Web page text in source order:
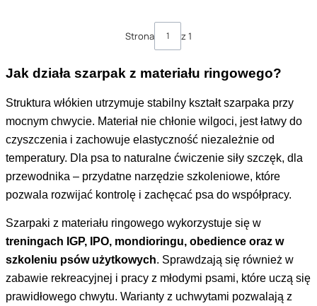
Strona z 1
Jak działa szarpak z materiału ringowego?
Struktura włókien utrzymuje stabilny kształt szarpaka przy
mocnym chwycie. Materiał nie chłonie wilgoci, jest łatwy do
czyszczenia i zachowuje elastyczność niezależnie od
temperatury. Dla psa to naturalne ćwiczenie siły szczęk, dla
przewodnika – przydatne narzędzie szkoleniowe, które
pozwala rozwijać kontrolę i zachęcać psa do współpracy.
Szarpaki z materiału ringowego wykorzystuje się w
treningach IGP, IPO, mondioringu, obedience oraz w
szkoleniu psów użytkowych. Sprawdzają się również w
zabawie rekreacyjnej i pracy z młodymi psami, które uczą się
prawidłowego chwytu. Warianty z uchwytami pozwalają z